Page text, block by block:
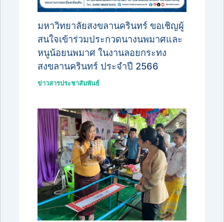
มหาวิทยาลัยสงขลานครินทร์ ขอเชิญผู้
สนใจเข้าร่วมประกวดนางนพมาศและ
หนูน้อยนพมาศ ในงานลอยกระทง
สงขลานครินทร์ ประจำปี 2566
ข่าวสารประชาสัมพันธ์